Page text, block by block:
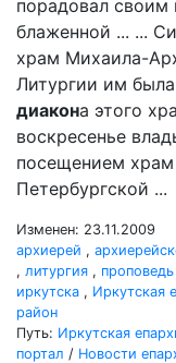
порадовал
блаженной ... ...
храм Михаила-
Литургии им
диакона этого
воскресенье
посещением
Петербургской ...
Изменен: 23.11.2009
архиерей ,
, литургия , проповедь
иркутска , Иркутская
район
Путь: Иркутская
портал / Новости